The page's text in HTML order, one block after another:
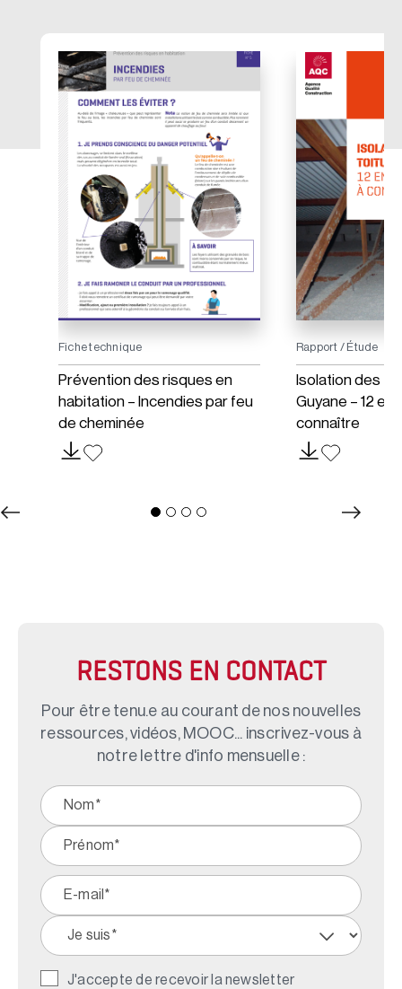
Fiche technique
Prévention des risques en
habitation – Incendies par feu
de cheminée
Rapport / Étude
Isolation des
Guyane – 12
connaître
RESTONS EN CONTACT
Pour être tenu.e au courant de nos nouvelles
ressources, vidéos, MOOC... inscrivez-vous à
notre lettre d'info mensuelle :
J'accepte de recevoir la newsletter